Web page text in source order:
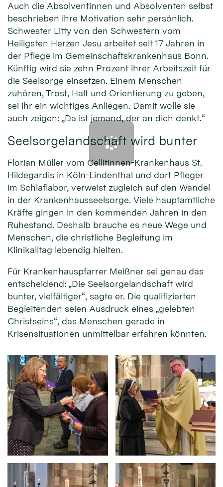
Auch die Absolventinnen und Absolventen selbst
beschrieben ihre Motivation sehr persönlich.
Schwester Litty von den Schwestern vom
Heiligsten Herzen Jesu arbeitet seit 17 Jahren in
der Pflege im Gemeinschaftskrankenhaus Bonn.
Künftig wird sie zehn Prozent ihrer Arbeitszeit für
die Seelsorge einsetzen. Einem Menschen
zuhören, Trost, Halt und Orientierung zu geben,
sei ihr ein wichtiges Anliegen. Damit wolle sie
auch zeigen: „Da ist jemand, der an dich denkt.“
Seelsorgelandschaft wird bunter
Florian Müller vom Cellitinnen-Krankenhaus St.
Hildegardis in Köln-Lindenthal und dort Pfleger
im Schlaflabor, verweist zugleich auf den Wandel
in der Krankenhausseelsorge. Viele hauptamtliche
Kräfte gingen in den kommenden Jahren in den
Ruhestand. Deshalb brauche es neue Wege und
Menschen, die christliche Begleitung im
Klinikalltag lebendig hielten.
Für Krankenhauspfarrer Meißner sei genau das
entscheidend: „Die Seelsorgelandschaft wird
bunter, vielfältiger“, sagte er. Die qualifizierten
Begleitenden seien Ausdruck eines „gelebten
Christseins“, das Menschen gerade in
Krisensituationen unmittelbar erfahren könnten.